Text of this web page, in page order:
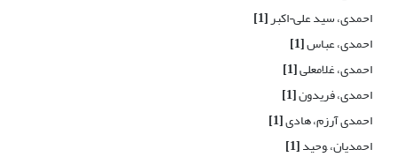
احمدی، سید علی¬اکبر[1]
احمدی، عباس[1]
احمدی، غلامعلی[1]
احمدی، فریدون[1]
احمدی آرزم، هادی[1]
احمدیان، ,وحید[1]